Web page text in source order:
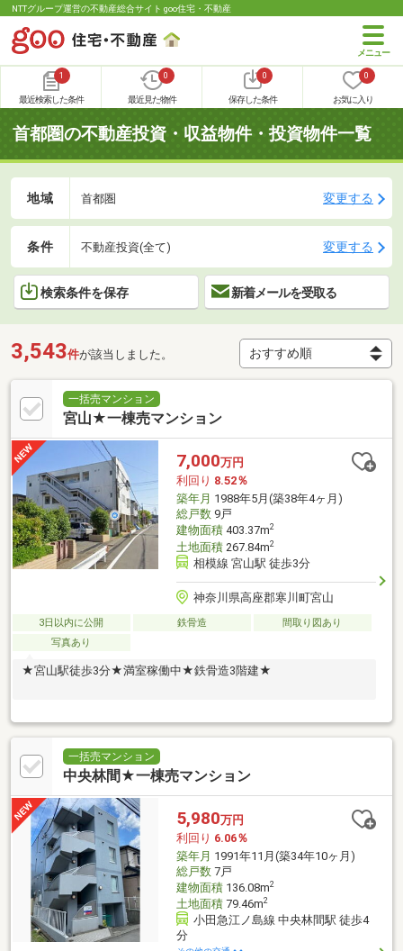
NTTグループ運営の不動産総合サイト goo住宅・不動産
1
最近検索した条件
0
最近見た物件
0
保存した条件
0
お気に入り
首都圏の不動産投資・収益物件・投資物件一覧
地域 首都圏 変更する
条件 不動産投資(全て) 変更する
検索条件を保存 新着メールを受取る
3,543件が該当しました。
一括売マンション
宮山★一棟売マンション
7,000万円
利回り 8.52％
築年月 1988年5月(築38年4ヶ月)
総戸数9戸
建物面積403.37m2
土地面積267.84m2
相模線 宮山駅 徒歩3分
神奈川県高座郡寒川町宮山
3日以内に公開 鉄骨造
間取り図あり
写真あり
★宮山駅徒歩3分★満室稼働中★鉄骨造3階建★
一括売マンション
中央林間★一棟売マンション
5,980万円
利回り 6.06％
築年月 1991年11月(築34年10ヶ月)
総戸数7戸
建物面積136.08m2
土地面積79.46m2
小田急江ノ島線 中央林間駅 徒歩4
分